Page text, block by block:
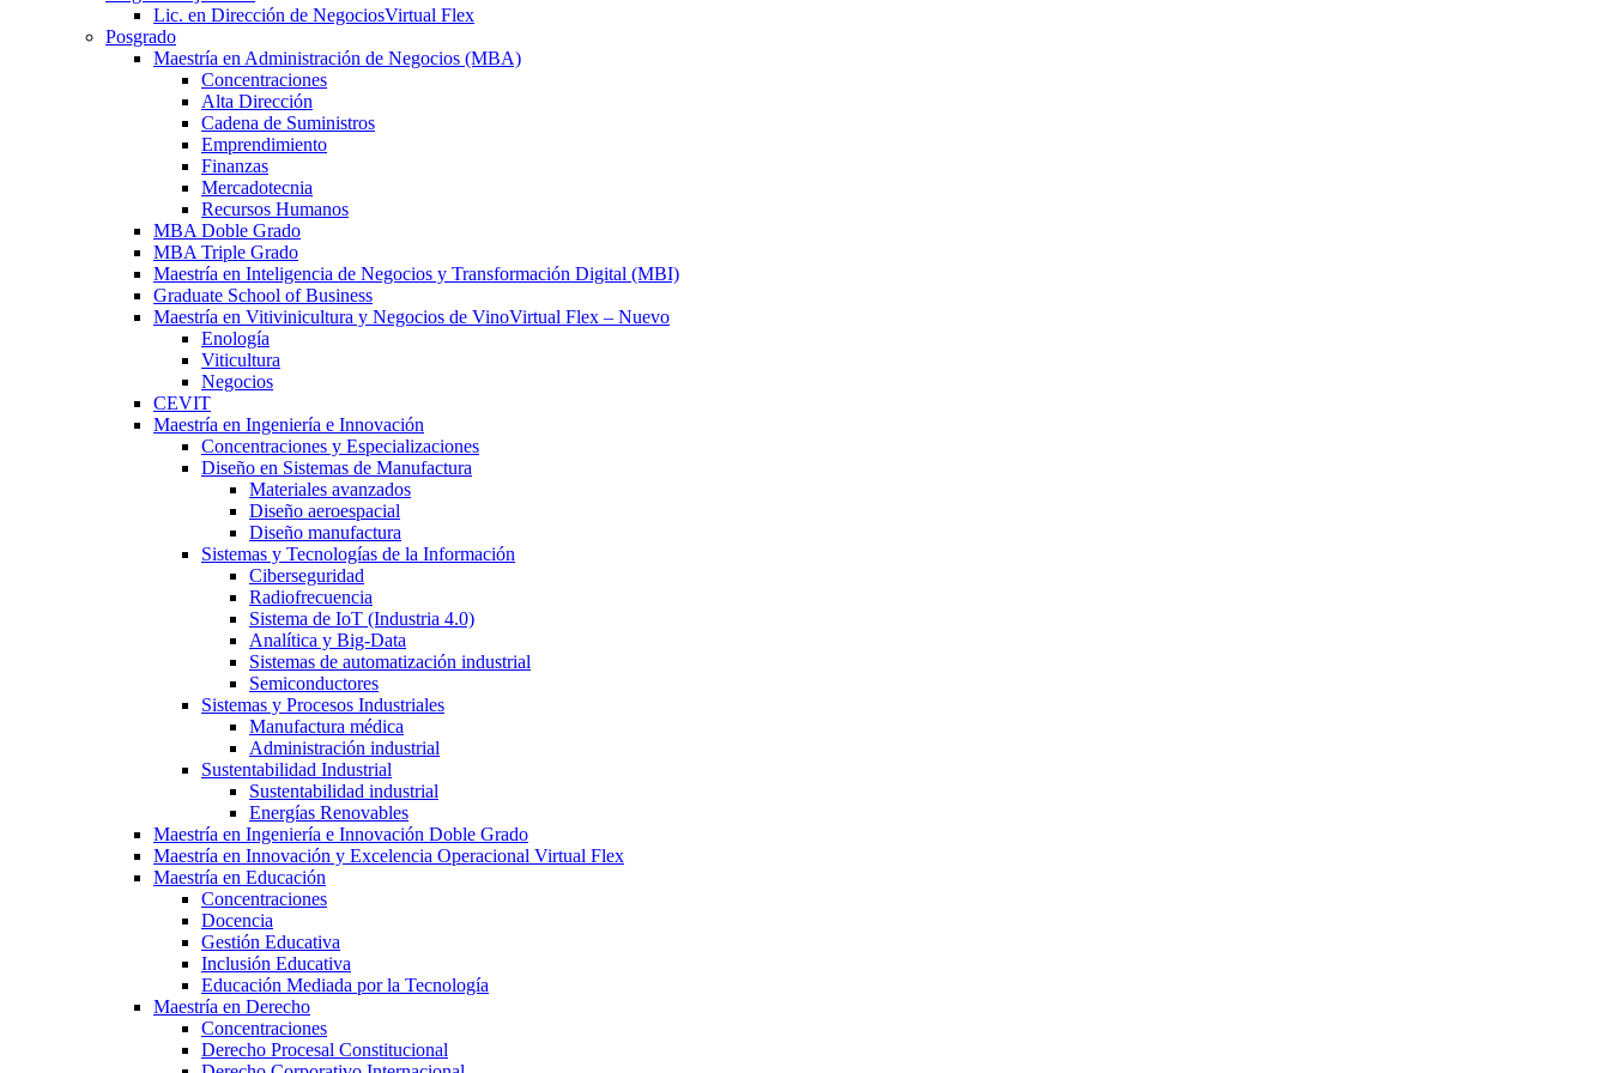
Lic. en Dirección de NegociosVirtual Flex
Posgrado
Maestría en Administración de Negocios (MBA)
Concentraciones
Alta Dirección
Cadena de Suministros
Emprendimiento
Finanzas
Mercadotecnia
Recursos Humanos
MBA Doble Grado
MBA Triple Grado
Maestría en Inteligencia de Negocios y Transformación Digital (MBI)
Graduate School of Business
Maestría en Vitivinicultura y Negocios de VinoVirtual Flex – Nuevo
Enología
Viticultura
Negocios
CEVIT
Maestría en Ingeniería e Innovación
Concentraciones y Especializaciones
Diseño en Sistemas de Manufactura
Materiales avanzados
Diseño aeroespacial
Diseño manufactura
Sistemas y Tecnologías de la Información
Ciberseguridad
Radiofrecuencia
Sistema de IoT (Industria 4.0)
Analítica y Big-Data
Sistemas de automatización industrial
Semiconductores
Sistemas y Procesos Industriales
Manufactura médica
Administración industrial
Sustentabilidad Industrial
Sustentabilidad industrial
Energías Renovables
Maestría en Ingeniería e Innovación Doble Grado
Maestría en Innovación y Excelencia Operacional Virtual Flex
Maestría en Educación
Concentraciones
Docencia
Gestión Educativa
Inclusión Educativa
Educación Mediada por la Tecnología
Maestría en Derecho
Concentraciones
Derecho Procesal Constitucional